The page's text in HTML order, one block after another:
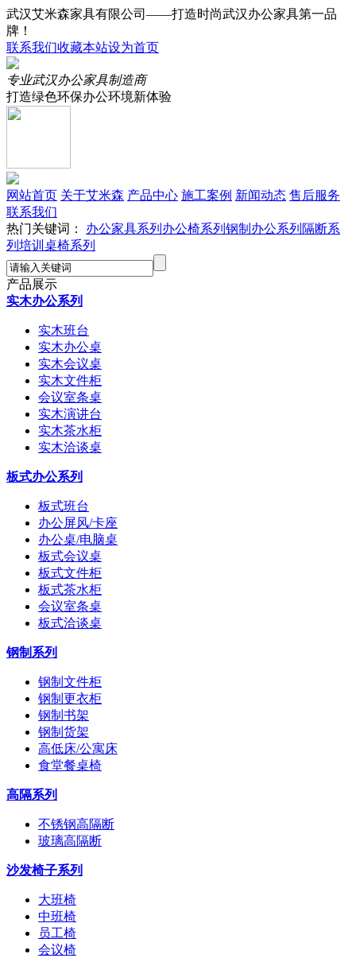
武汉艾米森家具有限公司——打造时尚武汉办公家具第一品
牌！
联系我们收藏本站设为首页
专业武汉办公家具制造商
打造绿色环保办公环境新体验
网站首页 关于艾米森 产品中心 施工案例 新闻动态 售后服务
联系我们
热门关键词： 办公家具系列 办公椅系列 钢制办公系列 隔断系
列 培训桌椅系列
产品展示
实木办公系列
实木班台
实木办公桌
实木会议桌
实木文件柜
会议室条桌
实木演讲台
实木茶水柜
实木洽谈桌
板式办公系列
板式班台
办公屏风/卡座
办公桌/电脑桌
板式会议桌
板式文件柜
板式茶水柜
会议室条桌
板式洽谈桌
钢制系列
钢制文件柜
钢制更衣柜
钢制书架
钢制货架
高低床/公寓床
食堂餐桌椅
高隔系列
不锈钢高隔断
玻璃高隔断
沙发椅子系列
大班椅
中班椅
员工椅
会议椅